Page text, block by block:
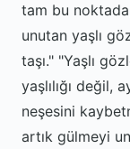
tam bu
unutan yaşlı
taşı." "Yaşlı
yaşlılığı değil,
neşesini
artık gülmeyi